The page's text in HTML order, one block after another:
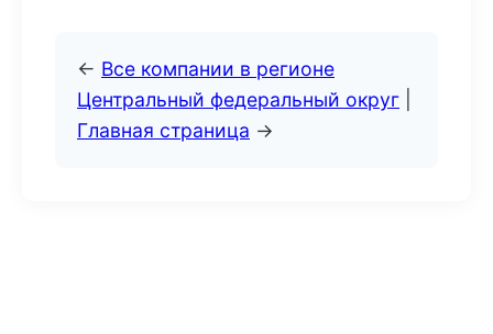
← Все компании в регионе
Центральный федеральный округ
Главная страница →